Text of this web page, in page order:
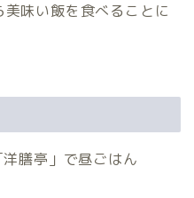
美味い飯を食べることに
膳亭」で昼ごはん